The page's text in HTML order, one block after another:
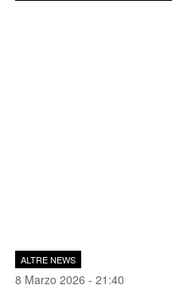
ALTRE NEWS
8 Marzo 2026 - 21:40